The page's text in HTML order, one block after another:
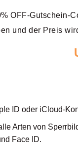
OFF-Gutschein-
und der Preis
ID oder iCloud-
Arten von
Face ID.